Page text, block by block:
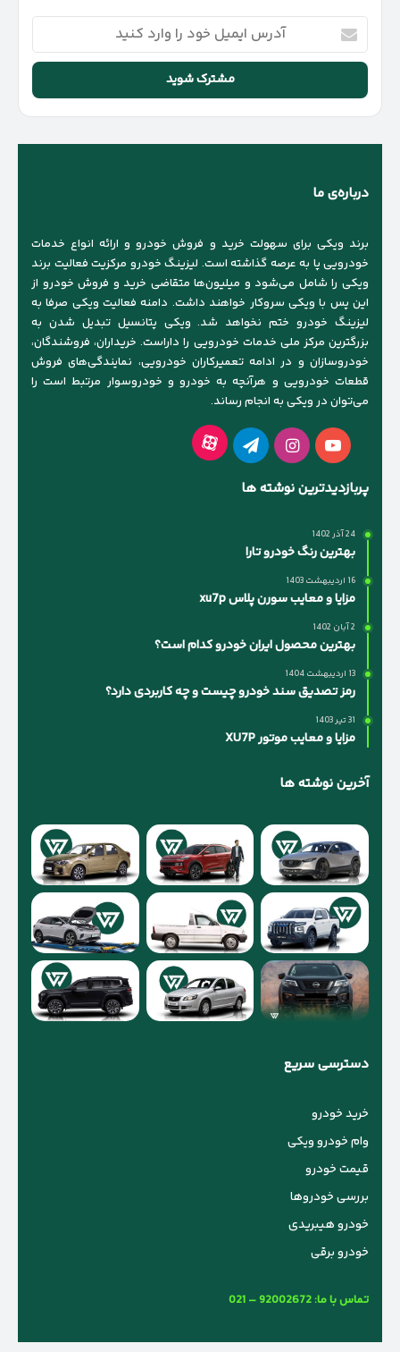
آدرس
ایمیل
خود
وارد
کنید
درباره‌ی ما
برند ویکی برای سهولت خرید و فروش خودرو و ارائه انواع خدمات
خودرویی پا به عرصه گذاشته است. لیزینگ خودرو مرکزیت فعالیت برند
ویکی را شامل می‌شود و میلیون‌ها متقاضی خرید و فروش خودرو از
این پس با ویکی سروکار خواهند داشت. دامنه فعالیت ویکی صرفا به
لیزینگ خودرو ختم نخواهد شد. ویکی پتانسیل تبدیل شدن به
بزرگترین مرکز ملی خدمات خودرویی را داراست. خریداران، فروشندگان،
خودروسازان و در ادامه تعمیرکاران خودرویی، نمایندگی‌های فروش
قطعات خودرویی و هرآنچه به خودرو و خودروسوار مرتبط است را
می‌توان در ویکی به انجام رساند.
یوتیوباینستاگرام
تلگرام آپارات
پربازدیدترین نوشته ها
24 آذر 1402
بهترین رنگ خودرو تارا
16 اردیبهشت 1403
مزایا و معایب سورن پلاس xu7p
2 آبان 1402
بهترین محصول ایران خودرو کدام است؟
13 اردیبهشت 1404
رمز تصدیق سند خودرو چیست و چه کاربردی دارد؟
31 تیر 1403
مزایا و معایب موتور XU7P
آخرین نوشته ها
دسترسی سریع
خرید خودرو
وام خودرو ویکی
قیمت خودرو
بررسی خودروها
خودرو هیبریدی
خودرو برقی
تماس با ما: 021 – 92002672